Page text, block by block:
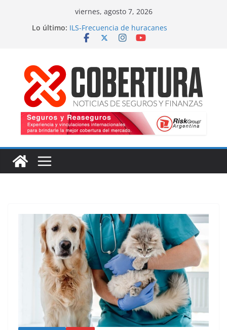
viernes, agosto 7, 2026
Lo último: ILS-Frecuencia de huracanes
Seguro marítimo-Presiones cruzadas
Fitch-Impulso a la innovación